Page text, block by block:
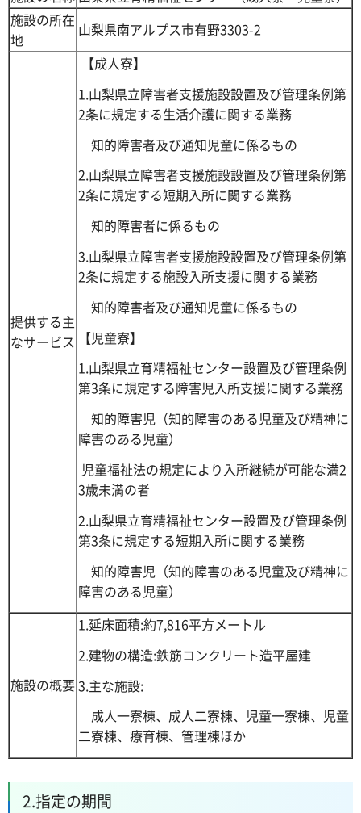
施設の所在
地
山梨県南アルプス市有野3303-2
提供する主
なサービス
【成人寮】
1.山梨県立障害者支援施設設置及び管理条例第
2条に規定する生活介護に関する業務
知的障害者及び通知児童に係るもの
2.山梨県立障害者支援施設設置及び管理条例第
2条に規定する短期入所に関する業務
知的障害者に係るもの
3.山梨県立障害者支援施設設置及び管理条例第
2条に規定する施設入所支援に関する業務
知的障害者及び通知児童に係るもの
【児童寮】
1.山梨県立育精福祉センター設置及び管理条例
第3条に規定する障害児入所支援に関する業務
知的障害児（知的障害のある児童及び精神に
障害のある児童）
児童福祉法の規定により入所継続が可能な満2
3歳未満の者
2.山梨県立育精福祉センター設置及び管理条例
第3条に規定する短期入所に関する業務
知的障害児（知的障害のある児童及び精神に
障害のある児童）
施設の概要
1.延床面積:約7,816平方メートル
2.建物の構造:鉄筋コンクリート造平屋建
3.主な施設:
成人一寮棟、成人二寮棟、児童一寮棟、児童
二寮棟、療育棟、管理棟ほか
2.指定の期間